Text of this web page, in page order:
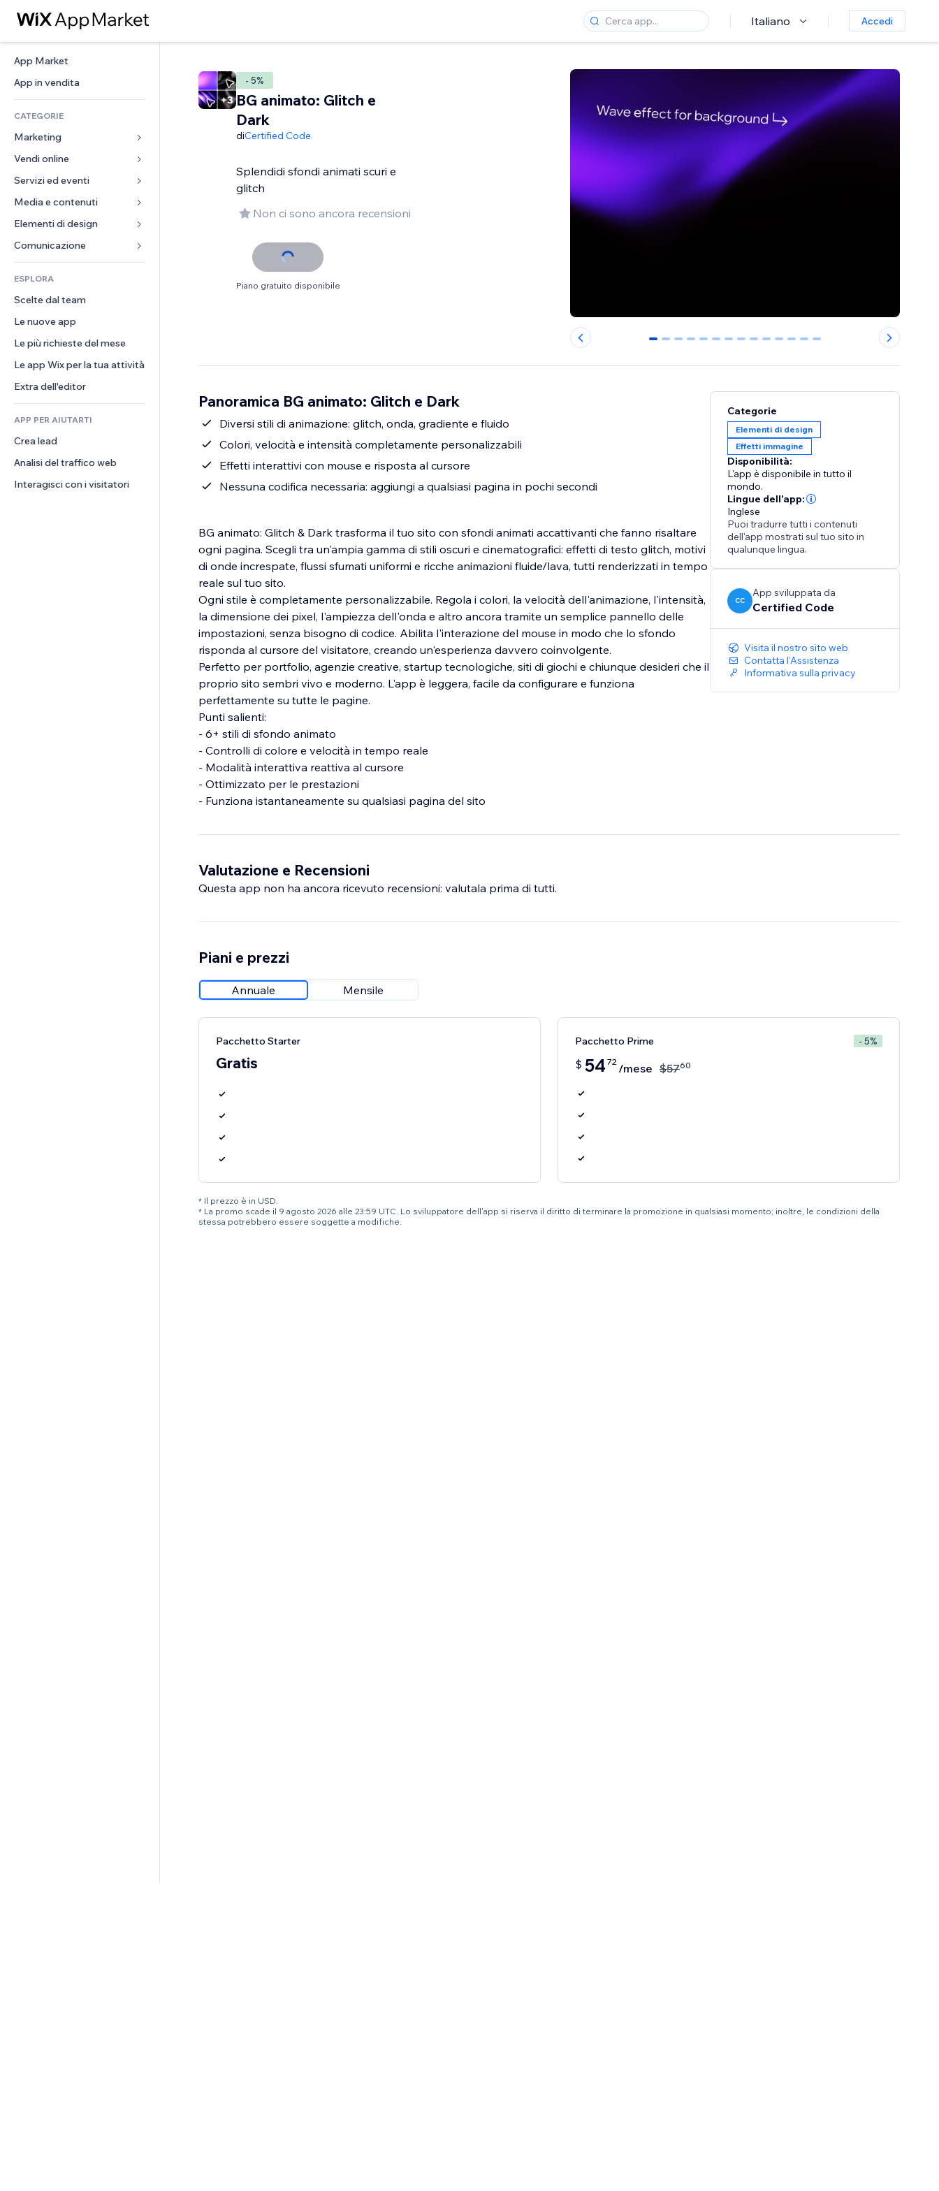
Italiano Accedi
App Market
App in vendita
CATEGORIE
Marketing
Inserzioni
Mobile
Dati analitici
Inserzioni sito
Email
Vendi online
App per Stores
Spedizione e consegna
Tasti Vendi
Amministrazione
Buoni e programmi fedeltà
Servizi ed eventi
Hotel
Eventi
Ristoranti
Immobiliare
Prenotazioni
Media e contenuti
Galleria
Musica
Podcast
Fotografia
Video
PDF
Condivisione file
Elementi di design
Mappe e navigazione
Privacy e sicurezza
Orologio
Template per pagine
Effetti immagine
Tasti e menu
Banner e badge
Calcolatrici
Cerca
Meteo
Grafici e tabelle
Moduli
Sondaggi
Chat
Commenti
Telefono
Community
Recensioni e testimonial
CRM
ESPLORA
Scelte dal team
Le nuove app
Le più richieste del mese
Le app Wix per la tua attività
Extra dell'editor
APP PER AIUTARTI
Crea lead
Analisi del traffico web
Interagisci con i visitatori
- 5%
BG animato: Glitch e
Dark
diCertified Code
Splendidi sfondi animati scuri e
glitch
Non ci sono ancora recensioni
Piano gratuito disponibile
0 1 2 3 4 5 6 7 8 9 10 11 12 13
Panoramica BG animato: Glitch e Dark
Diversi stili di animazione: glitch, onda, gradiente e fluido
Colori, velocità e intensità completamente personalizzabili
Effetti interattivi con mouse e risposta al cursore
Nessuna codifica necessaria: aggiungi a qualsiasi pagina in pochi secondi
BG animato: Glitch & Dark trasforma il tuo sito con sfondi animati accattivanti che fanno risaltare
ogni pagina. Scegli tra un'ampia gamma di stili oscuri e cinematografici: effetti di testo glitch, motivi
di onde increspate, flussi sfumati uniformi e ricche animazioni fluide/lava, tutti renderizzati in tempo
reale sul tuo sito.
Ogni stile è completamente personalizzabile. Regola i colori, la velocità dell'animazione, l'intensità,
la dimensione dei pixel, l'ampiezza dell'onda e altro ancora tramite un semplice pannello delle
impostazioni, senza bisogno di codice. Abilita l'interazione del mouse in modo che lo sfondo
risponda al cursore del visitatore, creando un'esperienza davvero coinvolgente.
Perfetto per portfolio, agenzie creative, startup tecnologiche, siti di giochi e chiunque desideri che il
proprio sito sembri vivo e moderno. L'app è leggera, facile da configurare e funziona
perfettamente su tutte le pagine.
Punti salienti:
- 6+ stili di sfondo animato
- Controlli di colore e velocità in tempo reale
- Modalità interattiva reattiva al cursore
- Ottimizzato per le prestazioni
- Funziona istantaneamente su qualsiasi pagina del sito
Categorie
Elementi di design
Effetti immagine
Disponibilità:
L'app è disponibile in tutto il
mondo.
Lingue dell'app:
Inglese
Puoi tradurre tutti i contenuti
dell'app mostrati sul tuo sito in
qualunque lingua.
CC
App sviluppata da
Certified Code
Visita il nostro sito web
Contatta l'Assistenza
Informativa sulla privacy
Valutazione e Recensioni
Questa app non ha ancora ricevuto recensioni: valutala prima di tutti.
Piani e prezzi
Annuale Mensile
Pacchetto Starter
Gratis
Pacchetto Prime - 5%
$ 54 72 /mese $5760
* Il prezzo è in USD.
* La promo scade il 9 agosto 2026 alle 23:59 UTC. Lo sviluppatore dell'app si riserva il diritto di terminare la promozione in qualsiasi momento; inoltre, le condizioni della
stessa potrebbero essere soggette a modifiche.